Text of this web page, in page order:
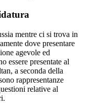
mentre ci si trova in
dove presentare
agevole ed
essere presentate al
a seconda della
rappresentanze
relative al